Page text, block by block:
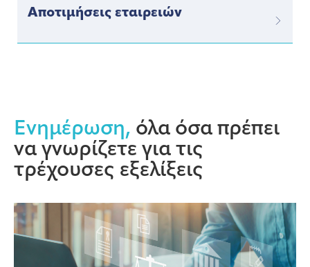
Αποτιμήσεις εταιρειών
Ενημέρωση, όλα όσα πρέπει
να γνωρίζετε για τις
τρέχουσες εξελίξεις